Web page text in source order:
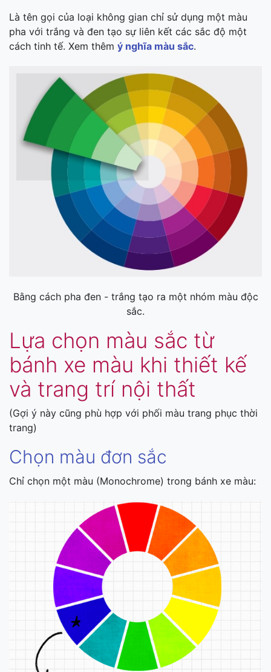
Là tên gọi của loại không gian chỉ sử dụng một màu
pha với trắng và đen tạo sự liên kết các sắc độ một
cách tinh tế. Xem thêm ý nghĩa màu sắc.
Bằng cách pha đen - trắng tạo ra một nhóm màu độc
sắc.
Lựa chọn màu sắc từ
bánh xe màu khi thiết kế
và trang trí nội thất
(Gợi ý này cũng phù hợp với phối màu trang phục thời
trang)
Chọn màu đơn sắc
Chỉ chọn một màu (Monochrome) trong bánh xe màu: